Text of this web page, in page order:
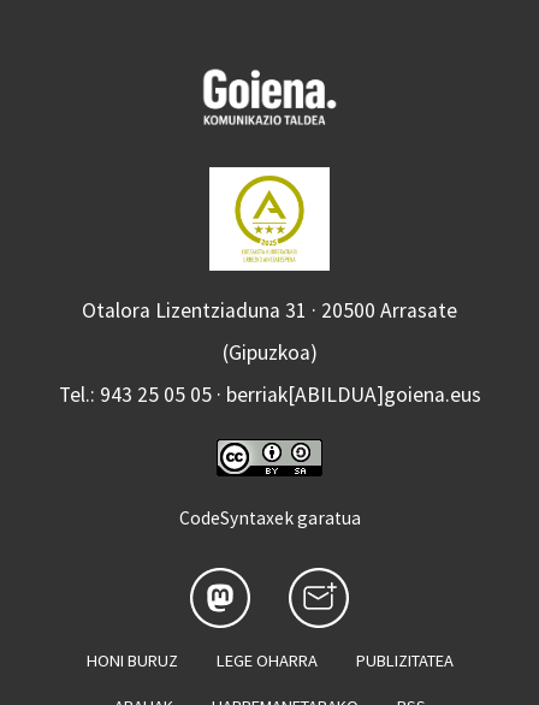
Otalora Lizentziaduna 31 · 20500 Arrasate
(Gipuzkoa)
Tel.: 943 25 05 05 · berriak[ABILDUA]goiena.eus
CodeSyntaxek garatua
HONI BURUZ LEGE OHARRA PUBLIZITATEA